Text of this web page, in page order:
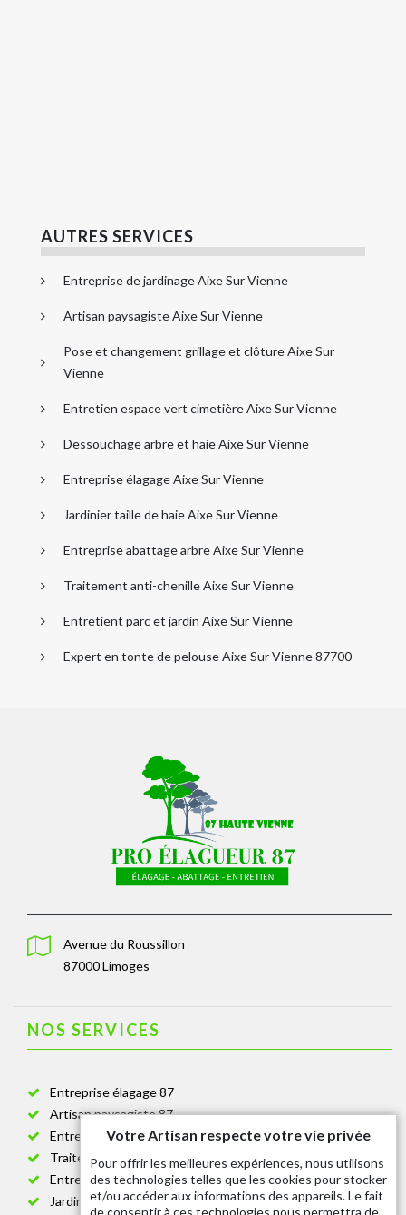
AUTRES SERVICES
Entreprise de jardinage Aixe Sur Vienne
Artisan paysagiste Aixe Sur Vienne
Pose et changement grillage et clôture Aixe Sur
Vienne
Entretien espace vert cimetière Aixe Sur Vienne
Dessouchage arbre et haie Aixe Sur Vienne
Entreprise élagage Aixe Sur Vienne
Jardinier taille de haie Aixe Sur Vienne
Entreprise abattage arbre Aixe Sur Vienne
Traitement anti-chenille Aixe Sur Vienne
Entretient parc et jardin Aixe Sur Vienne
Expert en tonte de pelouse Aixe Sur Vienne 87700
Avenue du Roussillon
87000 Limoges
NOS SERVICES
Entreprise élagage 87
Artisan paysagiste 87
Entreprise de jardinage 87
Traitement anti-chenille 87
Entreprise abattage arbre 87
Jardinier taille de haie 87
Votre Artisan respecte votre vie privée
Pour offrir les meilleures expériences, nous utilisons
des technologies telles que les cookies pour stocker
et/ou accéder aux informations des appareils. Le fait
de consentir à ces technologies nous permettra de